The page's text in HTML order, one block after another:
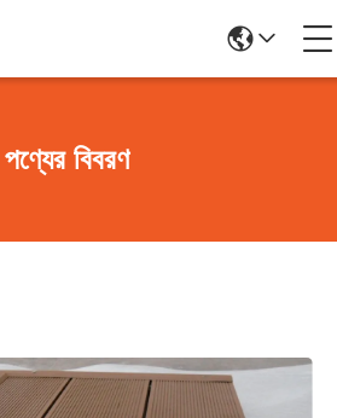
পণ্যের বিবরণ